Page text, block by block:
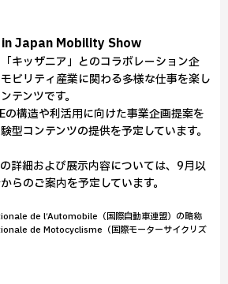
Japan Mobility Show
キッザニア」とのコラボレーション企
ビリティ産業に関わる多様な仕事を楽し
テンツです。
構造や利活用に向けた事業企画提案を
型コンテンツの提供を予定しています。
詳細および展示内容については、9月以
らのご案内を予定しています。
de l‘Automobile（国際自動車連盟）の略称
de Motocyclisme（国際モーターサイクリズ